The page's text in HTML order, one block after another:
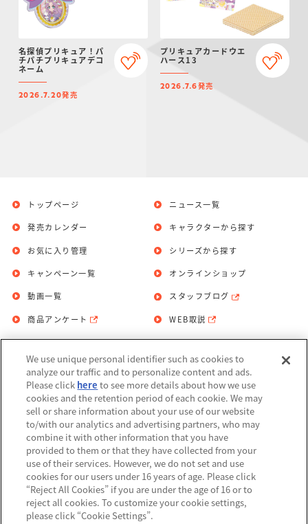
名探偵プリキュア！パ
チパチプリキュアデコ
ネーム
2026.7.20発売
プリキュアカードウエ
ハース13
2026.7.6発売
トップページ
発売カレンダー
お気に入り管理
ニュース一覧
キャラクターから探す
シリーズから探す
キャンペーン一覧
動画一覧
商品アンケート
オンラインショップ
スタッフブログ
WEB取説
お問い合わせ 個人情報保護方針
利用規約
Do Not Sell or Share My Personal
Information
アレルギー情報
We use unique personal identifier such as cookies to
analyze our traffic and to personalize content and ads.
Please click here to see more details about how we use
cookies and the retention period of each cookie. We may
sell or share information about your use of our website
to/with our analytics and advertising partners, who may
combine it with other information that you have
provided to them or that they have collected from your
use of their services. However, we do not set and use
cookies for our users under 16 years of age. Please click
“Reject All Cookies” if you are under the age of 16 or to
reject all cookies. To customize your cookie settings,
please click “Cookie Settings”.